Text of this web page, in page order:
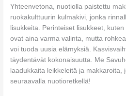
Yhteenvetona, nuotiolla paistettu
ruokakulttuurin kulmakivi, jonka
lisukkeita. Perinteiset lisukkeet,
ovat aina varma valinta, mutta
voi tuoda uusia elämyksiä.
täydentävät kokonaisuutta. Me
laadukkaita leikkeleitä ja makkaroita,
seuraavalla nuotioretkellä!